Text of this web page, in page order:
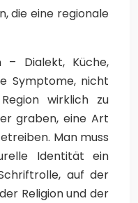
die eine regionale
– Dialekt, Küche,
Symptome, nicht
wirklich zu
graben, eine Art
Man muss
Identität ein
auf der
Religion und der